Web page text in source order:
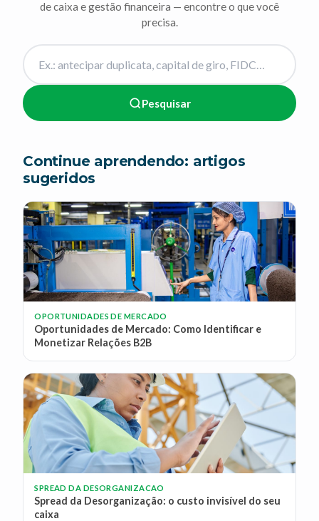
de caixa e gestão financeira — encontre o que você
precisa.
Pesquisar
Continue aprendendo: artigos
sugeridos
OPORTUNIDADES DE MERCADO
Oportunidades de Mercado: Como Identificar e
Monetizar Relações B2B
SPREAD DA DESORGANIZACAO
Spread da Desorganização: o custo invisível do seu
caixa